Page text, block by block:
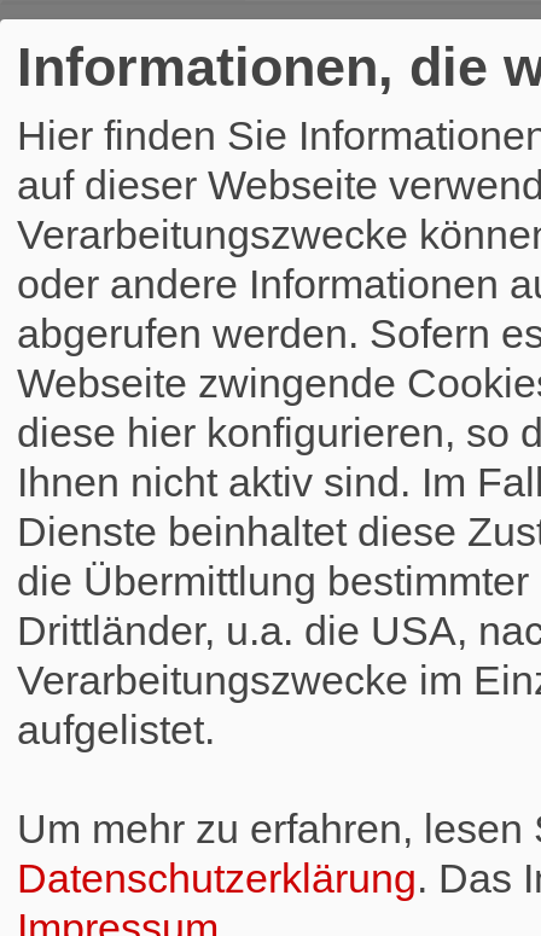
Informationen, die
Hier finden Sie
auf dieser Webseite
Verarbeitungszwecke
oder andere Informationen
abgerufen werden. Sofern
Webseite zwingende
diese hier konfigurieren, so
Ihnen nicht aktiv sind. Im
Dienste beinhaltet diese
die Übermittlung
Drittländer, u.a. die USA,
Verarbeitungszwecke im
aufgelistet.
Um mehr zu erfahren, lesen
Datenschutzerklärung. Das